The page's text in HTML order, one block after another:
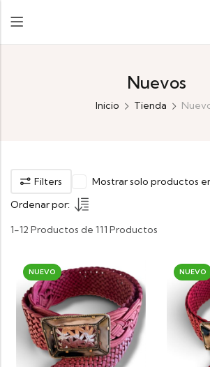
Nuevos
Inicio Tienda
Filters
Mostrar solo productos
Ordenar por:
1-12 Productos de 111 Productos
NUEVO NUEVO